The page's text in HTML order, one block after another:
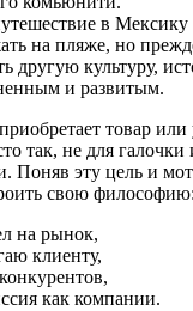
в Мексику
на пляже, но
другую культуру,
и развитым.
товар
так, не для галочки
Поняв эту цель и
свою философию:
на рынок,
клиенту,
как компании.